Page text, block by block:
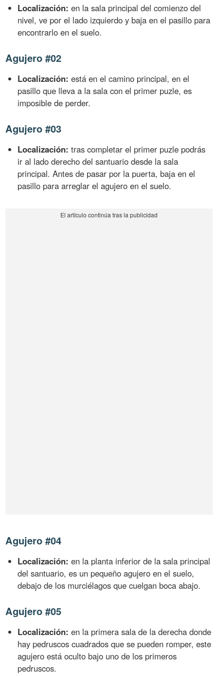
Localización: en la sala principal del comienzo del
nivel, ve por el lado izquierdo y baja en el pasillo para
encontrarlo en el suelo.
Agujero #02
Localización: está en el camino principal, en el
pasillo que lleva a la sala con el primer puzle, es
imposible de perder.
Agujero #03
Localización: tras completar el primer puzle podrás
ir al lado derecho del santuario desde la sala
principal. Antes de pasar por la puerta, baja en el
pasillo para arreglar el agujero en el suelo.
Agujero #04
Localización: en la planta inferior de la sala principal
del santuario, es un pequeño agujero en el suelo,
debajo de los murciélagos que cuelgan boca abajo.
Agujero #05
Localización: en la primera sala de la derecha donde
hay pedruscos cuadrados que se pueden romper, este
agujero está oculto bajo uno de los primeros
pedruscos.